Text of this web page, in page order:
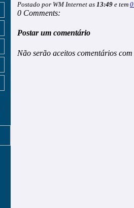
Postado por WM Internet as 13:49 e tem
0 Comments:
Postar um comentário
Não serão aceitos comentários